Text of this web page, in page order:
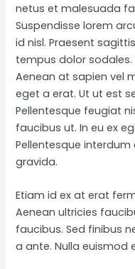
netus et malesuada
Suspendisse lorem
id nisl. Praesent
tempus dolor
Aenean at sapien vel
eget a erat. Ut ut est
Pellentesque feugiat
faucibus ut. In eu ex
Pellentesque
gravida.
Etiam id ex at erat
Aenean ultricies
faucibus. Sed finibus
a ante. Nulla euismod